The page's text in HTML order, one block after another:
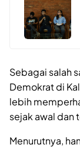
Sebagai salah
Demokrat di
lebih
sejak awal dan
Menurutnya,